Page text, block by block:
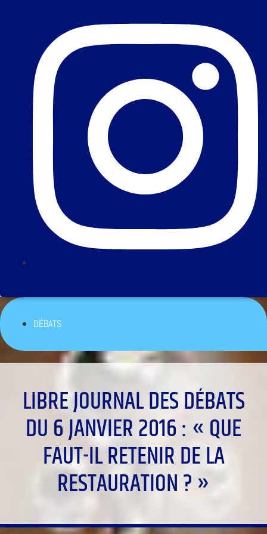
DÉBATS
LIBRE JOURNAL DES DÉBATS
DU 6 JANVIER 2016 : « QUE
FAUT-IL RETENIR DE LA
RESTAURATION ? »